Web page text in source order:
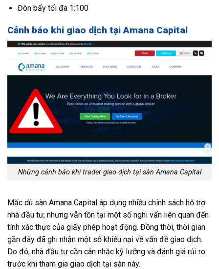
Đòn bẩy tối đa 1:100
Cảnh báo khi giao dịch tại Amana Capital
Những cảnh báo khi trader giao dịch tại sàn Amana Capital
Mặc dù sàn Amana Capital áp dụng nhiều chính sách hỗ trợ
nhà đầu tư, nhưng vẫn tồn tại một số nghi vấn liên quan đến
tính xác thực của giấy phép hoạt động. Đồng thời, thời gian
gần đây đã ghi nhận một số khiếu nại về vấn đề giao dịch.
Do đó, nhà đầu tư cần cân nhắc kỹ lưỡng và đánh giá rủi ro
trước khi tham gia giao dịch tại sàn này.